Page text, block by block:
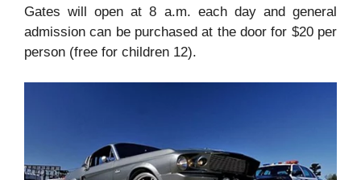
Gates will open at 8 a.m. each day and general
admission can be purchased at the door for $20 per
person (free for children 12).